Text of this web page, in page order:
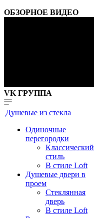
ОБЗОРНОЕ ВИДЕО
VK ГРУППА
Душевые из стекла
Одиночные
перегородки
Классический
стиль
В стиле Loft
Душевые двери в
проем
Стеклянная
дверь
В стиле Loft